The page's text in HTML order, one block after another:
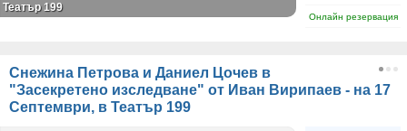
Онлайн резервация
Театър 199
Снежина Петрова и Даниел Цочев в
"Засекретено изследване" от Иван Вирипаев - на 17
Септември, в Театър 199